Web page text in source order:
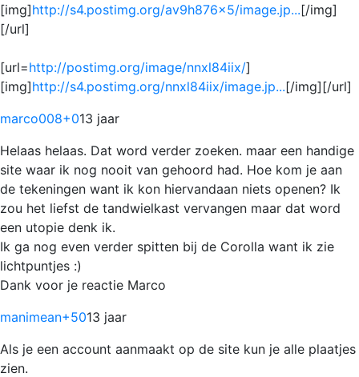
[img]http://s4.postimg.org/av9h876x5/image.jp...[/img]
[/url]
[url=http://postimg.org/image/nnxl84iix/]
[img]http://s4.postimg.org/nnxl84iix/image.jp...[/img][/url]
marco008+013 jaar
Helaas helaas. Dat word verder zoeken. maar een handige
site waar ik nog nooit van gehoord had. Hoe kom je aan
de tekeningen want ik kon hiervandaan niets openen? Ik
zou het liefst de tandwielkast vervangen maar dat word
een utopie denk ik.
Ik ga nog even verder spitten bij de Corolla want ik zie
lichtpuntjes :)
Dank voor je reactie Marco
manimean+5013 jaar
Als je een account aanmaakt op de site kun je alle plaatjes
zien.